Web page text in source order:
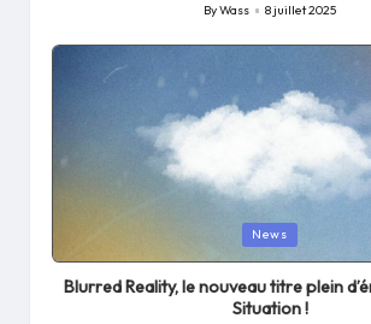
Posted
by
ByWass 8 juillet 2025
in
News
Blurred Reality, le nouveau titre plein
Situation !